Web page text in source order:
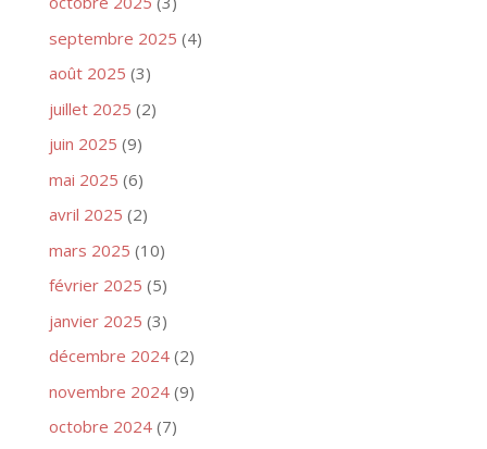
septembre 2025 (4)
août 2025 (3)
juillet 2025 (2)
juin 2025 (9)
mai 2025 (6)
avril 2025 (2)
mars 2025 (10)
février 2025 (5)
janvier 2025 (3)
décembre 2024(2)
novembre 2024(9)
octobre 2024(7)